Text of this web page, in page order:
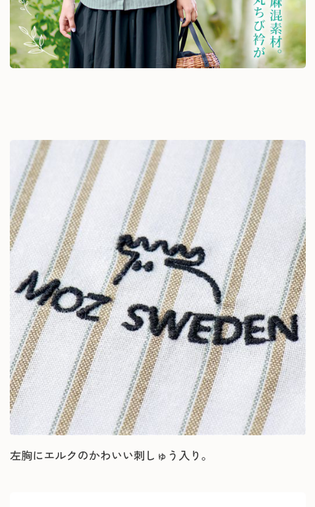
左胸にエルクのかわいい刺しゅう入り。